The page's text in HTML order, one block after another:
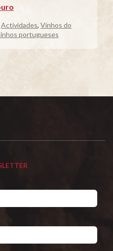
Actividades, Vinhos do
portugueses